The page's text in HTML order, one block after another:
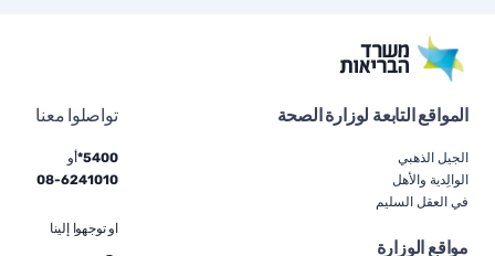
المواقع التابعة لوزارة الصحة
الجيل الذهبي
الوالِدية والأهل
في العقل السليم
مواقع الوزارة
تواصلوا معنا
5400*
أو
6241010
-
08
او توجهوا إلينا